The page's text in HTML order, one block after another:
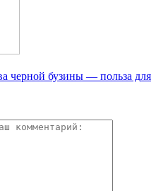
черной бузины — польза для